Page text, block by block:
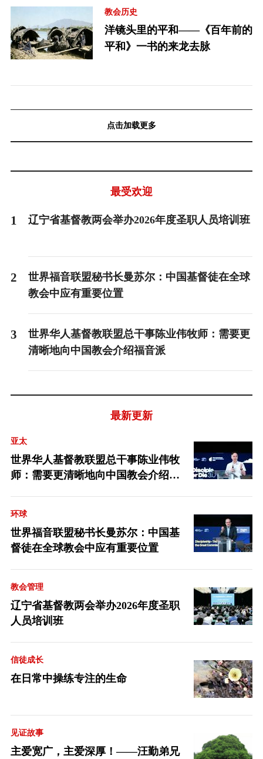
教会历史
洋镜头里的平和——《百年前的
平和》一书的来龙去脉
点击加载更多
最受欢迎
1 辽宁省基督教两会举办2026年度圣职人员培训班
2
世界福音联盟秘书长曼苏尔：中国基督徒在全球
教会中应有重要位置
3
世界华人基督教联盟总干事陈业伟牧师：需要更
清晰地向中国教会介绍福音派
最新更新
亚太
世界华人基督教联盟总干事陈业伟牧
师：需要更清晰地向中国教会介绍福
环球
世界福音联盟秘书长曼苏尔：中国基
督徒在全球教会中应有重要位置
教会管理
辽宁省基督教两会举办2026年度圣职
人员培训班
信徒成长
在日常中操练专注的生命
见证故事
主爱宽广，主爱深厚！——汪勤弟兄